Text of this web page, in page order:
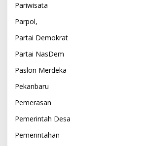
Pariwisata
Parpol,
Partai Demokrat
Partai NasDem
Paslon Merdeka
Pekanbaru
Pemerasan
Pemerintah Desa
Pemerintahan